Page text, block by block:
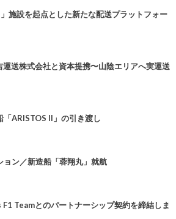
施設を起点とした新たな配送プラットフォー
送株式会社と資本提携〜山陰エリアへ実運送
「ARISTOS II」の引き渡し
ョン／新造船「蓉翔丸」就航
Teamとのパートナーシップ契約を締結しま